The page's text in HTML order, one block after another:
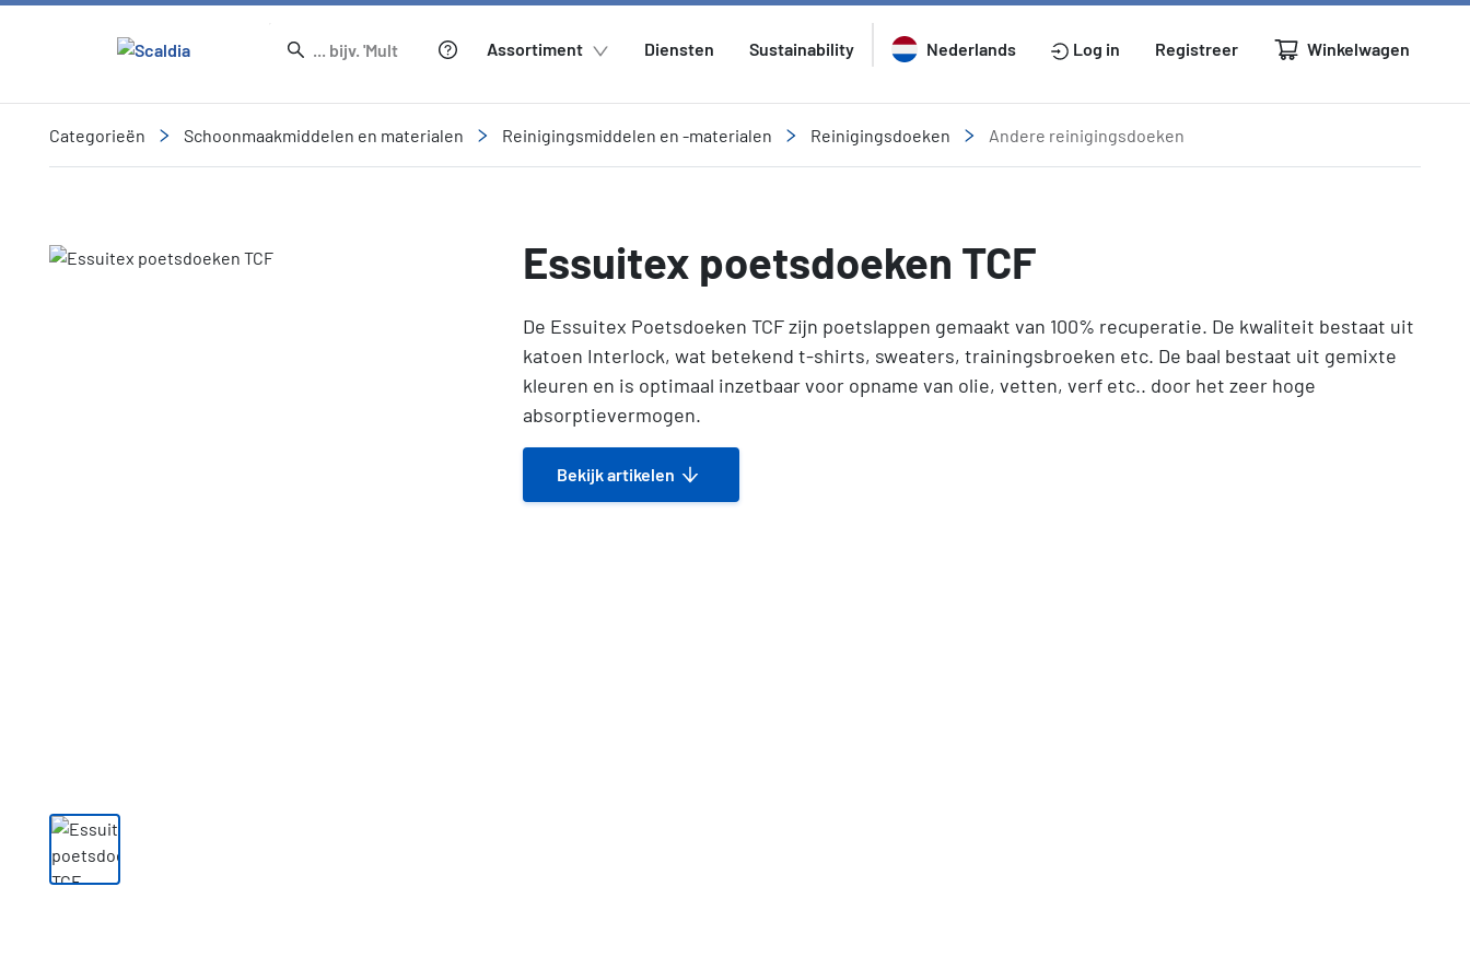
Assortiment Diensten Sustainability Nederlands Log in Registreer Winkelwagen
Categorieën Schoonmaakmiddelen en materialen Reinigingsmiddelen en -materialen Reinigingsdoeken Andere reinigingsdoeken
Slide 1 of 1 Essuitex poetsdoeken TCF
De Essuitex Poetsdoeken TCF zijn poetslappen gemaakt van 100% recuperatie. De kwaliteit bestaat uit
katoen Interlock, wat betekend t-shirts, sweaters, trainingsbroeken etc. De baal bestaat uit gemixte
kleuren en is optimaal inzetbaar voor opname van olie, vetten, verf etc.. door het zeer hoge
absorptievermogen.
Bekijk artikelen